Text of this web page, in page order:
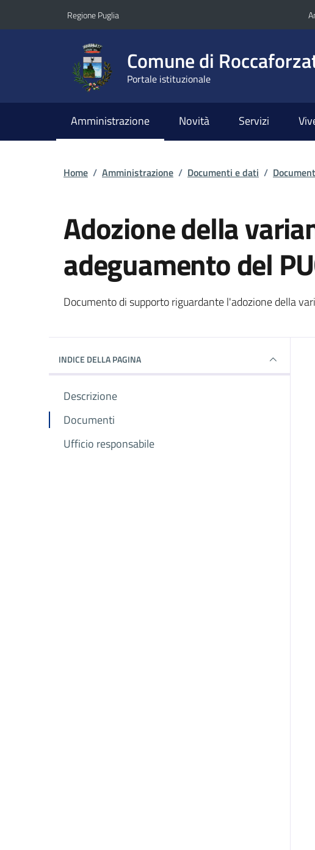
Regione Puglia
Comune di
Portale istituzionale
Amministrazione Novità Servizi
Home / Amministrazione / Documenti e dati /
Adozione della
adeguamento del
Dettagli del documento
Documento di supporto riguardante l'adozione della
INDICE DELLA PAGINA
Descrizione
Documenti
Ufficio responsabile